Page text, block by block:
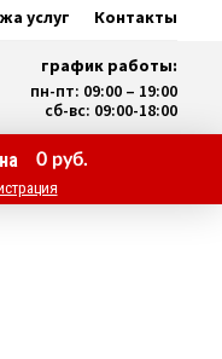
услуг Контакты
график работы:
пн-пт: 09:00 – 19:00
сб-вс: 09:00-18:00
0руб.